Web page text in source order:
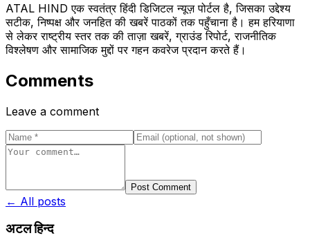
ATAL HIND एक स्वतंत्र हिंदी डिजिटल न्यूज़ पोर्टल है, जिसका उद्देश्य
सटीक, निष्पक्ष और जनहित की खबरें पाठकों तक पहुँचाना है। हम हरियाणा
से लेकर राष्ट्रीय स्तर तक की ताज़ा खबरें, ग्राउंड रिपोर्ट, राजनीतिक
विश्लेषण और सामाजिक मुद्दों पर गहन कवरेज प्रदान करते हैं।
Comments
Leave a comment
Post Comment
← All posts
अटल हिन्द